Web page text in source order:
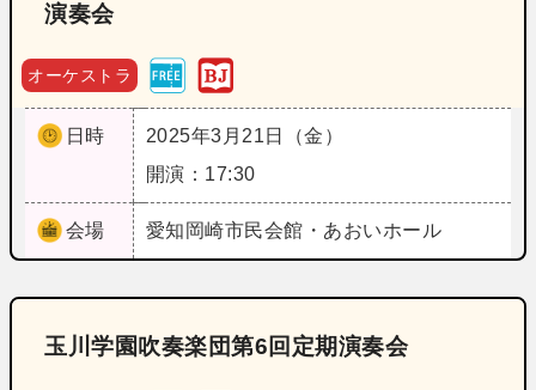
演奏会
オーケストラ
日時
2025年3月21日（金）
開演：17:30
会場 愛知 岡崎市民会館・あおいホール
玉川学園吹奏楽団第6回定期演奏会